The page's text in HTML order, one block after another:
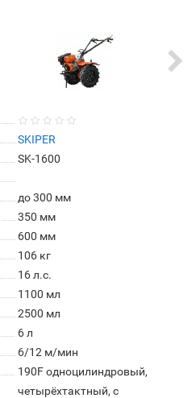
SKIPER
SK-1600
до 300 мм
350 мм
600 мм
106 кг
16 л.с.
1100 мл
2500 мл
6 л
6/12 м/мин
190F одноцилиндровый,
четырёхтактный, с